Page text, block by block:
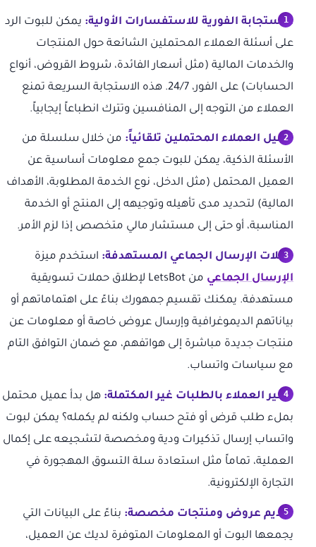
الاستجابة الفورية للاستفسارات الأولية: يمكن للبوت الرد
على أسئلة العملاء المحتملين الشائعة حول المنتجات
والخدمات المالية (مثل أسعار الفائدة، شروط القروض، أنواع
الحسابات) على الفور، 24/7. هذه الاستجابة السريعة تمنع
العملاء من التوجه إلى المنافسين وتترك انطباعاً إيجابياً.
تأهيل العملاء المحتملين تلقائياً: من خلال سلسلة من
الأسئلة الذكية، يمكن للبوت جمع معلومات أساسية عن
العميل المحتمل (مثل الدخل، نوع الخدمة المطلوبة، الأهداف
المالية) لتحديد مدى تأهيله وتوجيهه إلى المنتج أو الخدمة
المناسبة، أو حتى إلى مستشار مالي متخصص إذا لزم الأمر.
حملات الإرسال الجماعي المستهدفة: استخدم ميزة
الإرسال الجماعي
من LetsBot لإطلاق حملات تسويقية
مستهدفة. يمكنك تقسيم جمهورك بناءً على اهتماماتهم أو
بياناتهم الديموغرافية وإرسال عروض خاصة أو معلومات عن
منتجات جديدة مباشرة إلى هواتفهم، مع ضمان التوافق التام
مع سياسات واتساب.
تذكير العملاء بالطلبات غير المكتملة: هل بدأ عميل محتمل
بملء طلب قرض أو فتح حساب ولكنه لم يكمله؟ يمكن لبوت
واتساب إرسال تذكيرات ودية ومخصصة لتشجيعه على إكمال
العملية، تماماً مثل استعادة سلة التسوق المهجورة في
التجارة الإلكترونية.
تقديم عروض ومنتجات مخصصة: بناءً على البيانات التي
يجمعها البوت أو المعلومات المتوفرة لديك عن العميل،